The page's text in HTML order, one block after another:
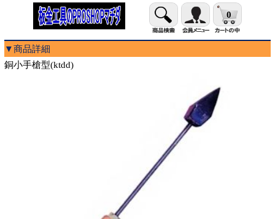
0
▼商品詳細
銅小手槍型(ktdd)